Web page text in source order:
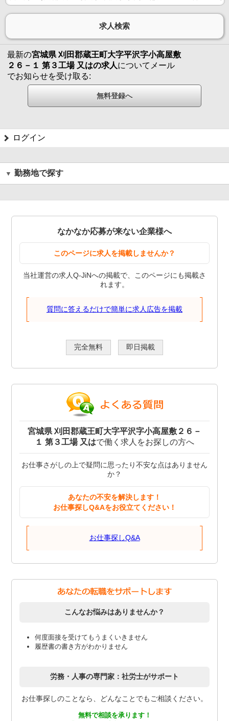
最新の宮城県 刈田郡蔵王町大字平沢字小高屋敷
２６－１ 第３工場 又はの求人についてメール
でお知らせを受け取る:
ログイン
勤務地で探す
なかなか応募が来ない企業様へ
このページに求人を掲載しませんか？
当社運営の求人Q-JiNへの掲載で、このページにも掲載さ
れます。
質問に答えるだけで簡単に求人広告を掲載
完全無料 即日掲載
宮城県 刈田郡蔵王町大字平沢字小高屋敷２６－
１ 第３工場 又はで働く求人をお探しの方へ
お仕事さがしの上で疑問に思ったり不安な点はありません
か？
あなたの不安を解決します！
お仕事探しQ&Aをお役立てください！
お仕事探しQ&A
こんなお悩みはありませんか？
何度面接を受けてもうまくいきません
履歴書の書き方がわかりません
労務・人事の専門家：社労士がサポート
お仕事探しのことなら、どんなことでもご相談ください。
無料で相談を承ります！